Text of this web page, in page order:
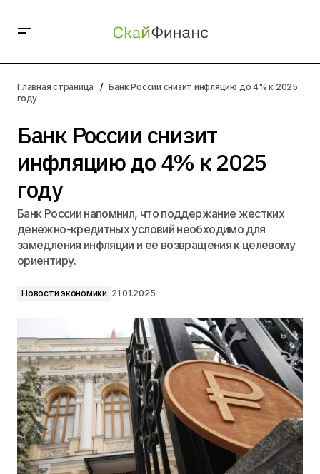
Главная страница
Банк России снизит инфляцию до 4% к 2025
году
Банк России снизит
инфляцию до 4% к 2025
году
Банк России напомнил, что поддержание жестких
денежно-кредитных условий необходимо для
замедления инфляции и ее возвращения к целевому
ориентиру.
Новости экономики 21.01.2025